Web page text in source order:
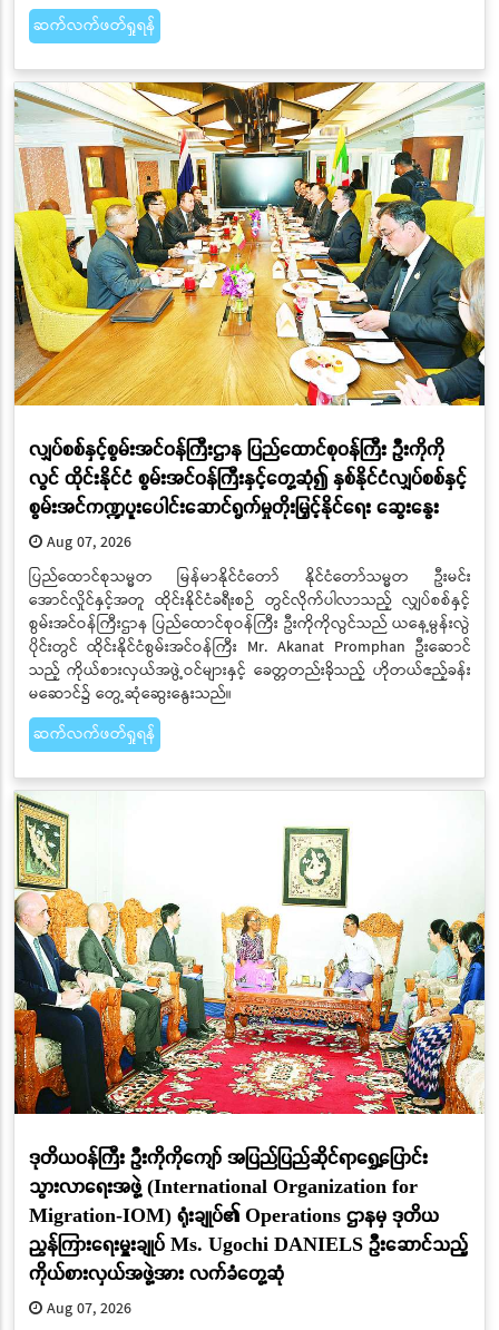
ဆက်လက်ဖတ်ရှုရန်
လျှပ်စစ်နှင့်စွမ်းအင်ဝန်ကြီးဌာန ပြည်ထောင်စုဝန်ကြီး ဦးကိုကို
လွင် ထိုင်းနိုင်ငံ စွမ်းအင်ဝန်ကြီးနှင့်တွေ့ဆုံ၍ နှစ်နိုင်ငံလျှပ်စစ်နှင့်
စွမ်းအင်ကဏ္ဍပူးပေါင်းဆောင်ရွက်မှုတိုးမြှင့်နိုင်ရေး ဆွေးနွေး
Aug 07, 2026
ပြည်ထောင်စုသမ္မတ မြန်မာနိုင်ငံတော် နိုင်ငံတော်သမ္မတ ဦးမင်း
အောင်လှိုင်နှင့်အတူ ထိုင်းနိုင်ငံခရီးစဉ် တွင်လိုက်ပါလာသည့် လျှပ်စစ်နှင့်
စွမ်းအင်ဝန်ကြီးဌာန ပြည်ထောင်စုဝန်ကြီး ဦးကိုကိုလွင်သည် ယနေ့မွန်းလွဲ
ပိုင်းတွင် ထိုင်းနိုင်ငံစွမ်းအင်ဝန်ကြီး Mr. Akanat Promphan ဦးဆောင်
သည့် ကိုယ်စားလှယ်အဖွဲ့ဝင်များနှင့် ခေတ္တတည်းခိုသည့် ဟိုတယ်ဧည့်ခန်း
မဆောင်၌ တွေ့ဆုံဆွေးနွေးသည်။
ဆက်လက်ဖတ်ရှုရန်
ဒုတိယဝန်ကြီး ဦးကိုကိုကျော် အပြည်ပြည်ဆိုင်ရာရွှေ့ပြောင်း
သွားလာရေးအဖွဲ့ (International Organization for
Migration-IOM) ရုံးချုပ်၏ Operations ဌာနမှ ဒုတိယ
ညွှန်ကြားရေးမှူးချုပ် Ms. Ugochi DANIELS ဦးဆောင်သည့်
ကိုယ်စားလှယ်အဖွဲ့အား လက်ခံတွေ့ဆုံ
Aug 07, 2026